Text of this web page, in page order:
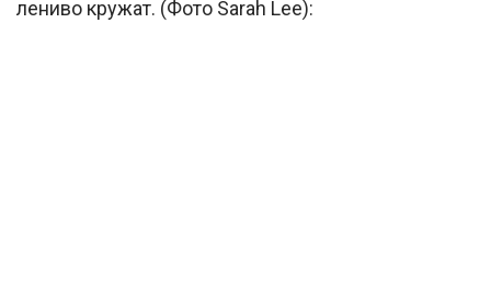
лениво кружат. (Фото Sarah Lee):